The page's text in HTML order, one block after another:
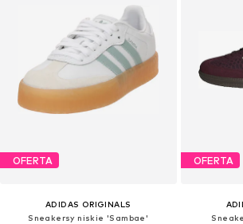
OFERTA
ADIDAS ORIGINALS
Sneakersy niskie 'Sambae'
OFERTA